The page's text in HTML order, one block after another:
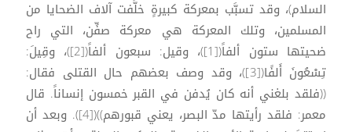
السلام)، وقد تسبَّب بمعركة كبيرةٍ خلَّفت آلاف الضحايا من
المسلمين، وتلك المعركة هي معركة صفِّن، التي راح
ضحيتها ستون ألفاً([1])، وقيل: سبعون ألفاً([2])، وقِيلَ:
تِسْعُونَ أَلفًا([3])، وقد وصف بعضهم حال القتلى فقال:
((فلقد بلغني أنه كان يُدفن في القبر خمسون إنساناً. قال
معمر: فلقد رأيتها مدّ البصر، يعني قبورهم))([4]). وبعد أن